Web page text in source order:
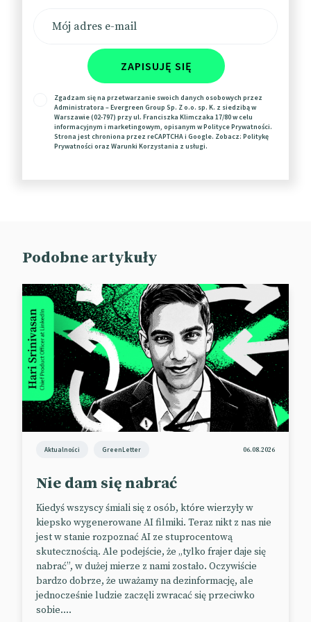
DigiDay
Udział digital video w rynku reklamy wciąż rośnie –
wynika z danych Interactive Advertising Bureau
(IAB).
Wydatki na kampanie w kanałach obejmujących
connected TV, video online i video w mediach
społecznościowych, zwiększą się w tym roku o 16
proc. (do 63 miliardów dolarów) i przewyższą
wydatki na kampanie telewizyjne.
Największymi nabywcami są marki z branży
produktów szybkozbywalnych (FMCG i CPG –
według amerykańskiej nomenklatury). Ich wydatki
miliardów dolarów.
W kwietniu IAB poinformowało, że w 2023 r. na
wszystkie formaty reklamy cyfrowej wydano
rekordową kwotę 225 miliardów dolarów (wzrost o
7,3% rok do roku).
Marketing Brew
IAB
ZAPISUJĘ SIĘ
Zgadzam się na przetwarzanie swoich danych osobowych przez
Administratora – Evergreen Group Sp. Z o.o. sp. K. z siedzibą w
Warszawie (02-797) przy ul. Franciszka Klimczaka 17/80 w celu
informacyjnym i marketingowym, opisanym wPolityce Prywatności.
Strona jest chroniona przez reCAPTCHA i Google. Zobacz: Politykę
Prywatności oraz Warunki Korzystania z usługi.
Podobne artykuły
Aktualności GreenLetter 06.08.2026
Nie dam się nabrać
Kiedyś wszyscy śmiali się z osób, które wierzyły w
kiepsko wygenerowane AI filmiki. Teraz nikt z nas nie
jest w stanie rozpoznać AI ze stuprocentową
skutecznością. Ale podejście, że „tylko frajer daje się
nabrać”, w dużej mierze z nami zostało. Oczywiście
bardzo dobrze, że uważamy na dezinformację, ale
jednocześnie ludzie zaczęli zwracać się przeciwko
sobie....